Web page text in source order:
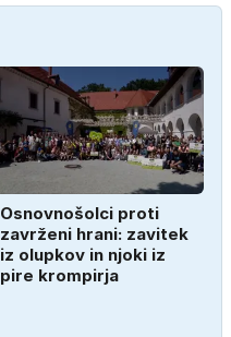
Osnovnošolci proti
zavrženi hrani: zavitek
iz olupkov in njoki iz
pire krompirja